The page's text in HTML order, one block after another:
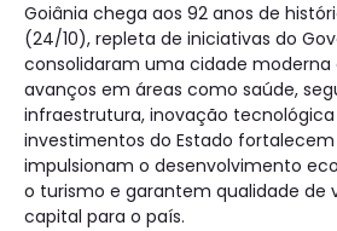
Goiânia chega aos 92 anos de
(24/10), repleta de iniciativas do
consolidaram uma cidade moderna
avanços em áreas como saúde,
infraestrutura, inovação tecnológica
investimentos do Estado
impulsionam o desenvolvimento
o turismo e garantem qualidade de
capital para o país.